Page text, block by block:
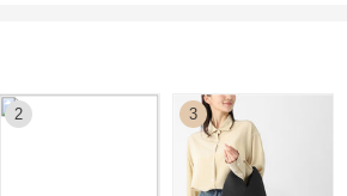
マト運輸 - 宅急便・ラッピングあり (+200
商品発送の準備に移らせていただきますの
変更、ラッピングや商品に関するご要望の追
ない場合がございます。
材（リボン・包装資材・手提げ紙袋）はご用
2 3